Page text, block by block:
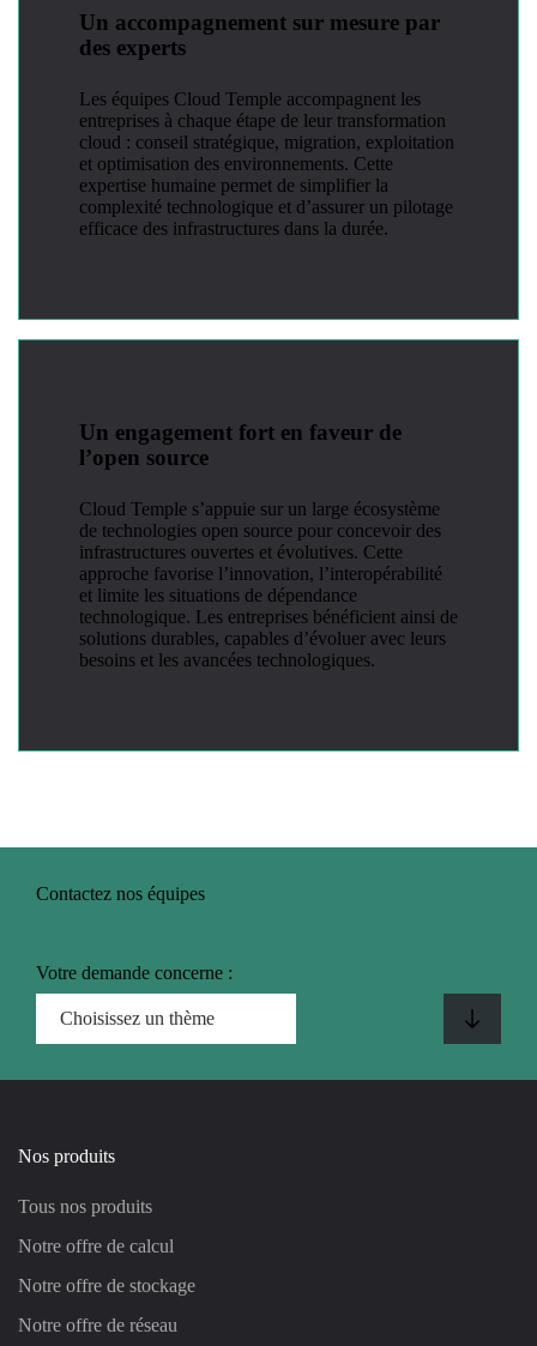
Un accompagnement sur mesure par
des experts
Les équipes Cloud Temple accompagnent les
entreprises à chaque étape de leur transformation
cloud : conseil stratégique, migration, exploitation
et optimisation des environnements. Cette
expertise humaine permet de simplifier la
complexité technologique et d’assurer un pilotage
efficace des infrastructures dans la durée.
Un engagement fort en faveur de
l’open source
Cloud Temple s’appuie sur un large écosystème
de technologies open source pour concevoir des
infrastructures ouvertes et évolutives. Cette
approche favorise l’innovation, l’interopérabilité
et limite les situations de dépendance
technologique. Les entreprises bénéficient ainsi de
solutions durables, capables d’évoluer avec leurs
besoins et les avancées technologiques.
Contactez nos équipes
Votre demande concerne :
Nos produits
Tous nos produits
Notre offre de calcul
Notre offre de stockage
Notre offre de réseau